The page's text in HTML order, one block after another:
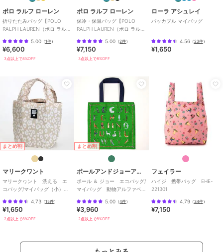
ポロ ラルフ ローレン
折りたたみバッグ【POLO
RALPH LAUREN（ポロ ラルフ
5.00 （1件）
¥6,600
3点以上で8%OFF
ポロ ラルフ ローレン
保冷・保温バッグ【POLO
RALPH LAUREN（ポロ ラルフ
5.00 （2件）
¥7,150
3点以上で8%OFF
ローラ アシュレイ
パッカブル マイバッグ
4.56（23件）
¥1,650
まとめ割
マリークワント
マリークヮント 洗える エ
コバッグ/マイバッグ（小）レ
4.73 （15件）
¥1,650
2点以上で8%OFF
まとめ割
ポールアンドジョーアクセソワ
ポール ＆ ジョー エコバッグ/
マイバッグ 動物アルファベ
5.00 （4件）
¥3,960
2点以上で8%OFF
フェイラー
ハイジ 携帯バッグ EHE-
221301
4.79（34件）
¥7,150